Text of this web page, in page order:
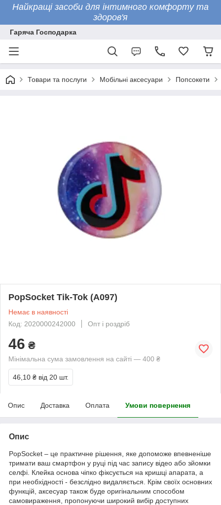
Найкращі засоби для інтимного комфорту та
здоров'я
Гаряча Господарка
Товари та послуги Мобільні аксесуари Попсокети
PopSocket Tik-Tok (A097)
Немає в наявності
Код: 2020000242000
Опт і роздріб
46 ₴
Мінімальна сума замовлення на сайті — 400 ₴
46,10 ₴ від 20 шт.
Опис Доставка Оплата Умови повернення
Опис
PopSocket – це практичне рішення, яке допоможе впевненіше
тримати ваш смартфон у руці під час запису відео або зйомки
селфі. Клейка основа чіпко фіксується на кришці апарата, а
при необхідності - безслідно видаляється. Крім своїх основних
функцій, аксесуар також буде оригінальним способом
самовираження, пропонуючи широкий вибір доступних